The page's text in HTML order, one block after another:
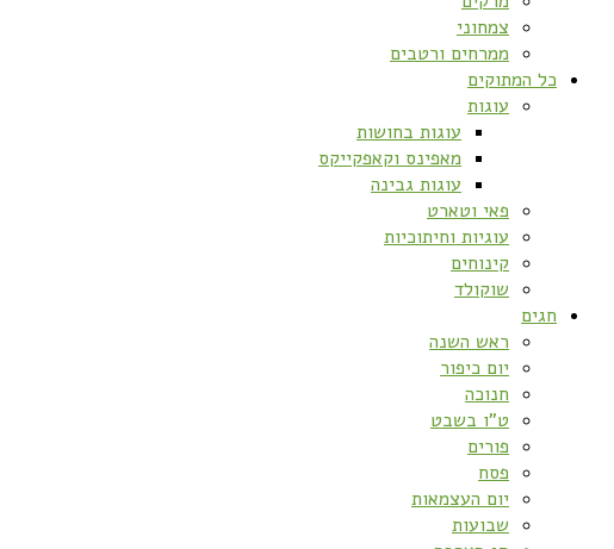
צמחוני
ממרחים ורטבים
כל המתוקים
עוגות
עוגות בחושות
מאפינס וקאפקייקס
עוגות גבינה
פאי וטארט
עוגיות וחיתוכיות
קינוחים
שוקולד
חגים
ראש השנה
יום כיפור
חנוכה
ט”ו בשבט
פורים
פסח
יום העצמאות
שבועות